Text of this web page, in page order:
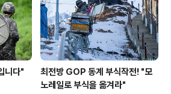
니다"
최전방 GOP 동계 부식작전! "모
노레일로 부식을 옮겨라"